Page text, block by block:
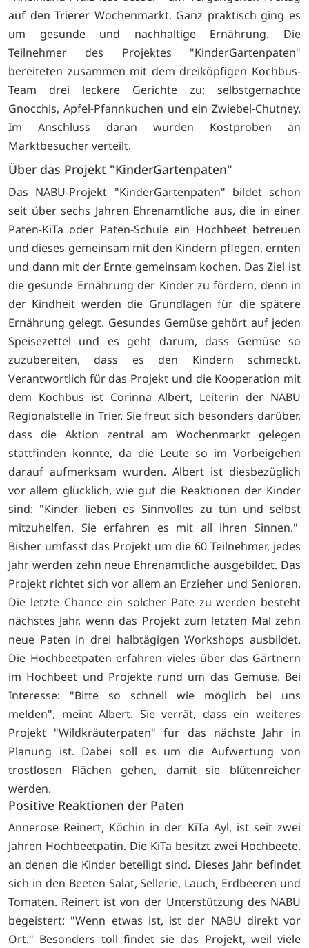
auf den Trierer Wochenmarkt. Ganz praktisch ging es
um gesunde und nachhaltige Ernährung. Die
Teilnehmer des Projektes "KinderGartenpaten"
bereiteten zusammen mit dem dreiköpfigen Kochbus-
Team drei leckere Gerichte zu: selbstgemachte
Gnocchis, Apfel-Pfannkuchen und ein Zwiebel-Chutney.
Im Anschluss daran wurden Kostproben an
Marktbesucher verteilt.
Über das Projekt "KinderGartenpaten"
Das NABU-Projekt "KinderGartenpaten" bildet schon
seit über sechs Jahren Ehrenamtliche aus, die in einer
Paten-KiTa oder Paten-Schule ein Hochbeet betreuen
und dieses gemeinsam mit den Kindern pflegen, ernten
und dann mit der Ernte gemeinsam kochen. Das Ziel ist
die gesunde Ernährung der Kinder zu fördern, denn in
der Kindheit werden die Grundlagen für die spätere
Ernährung gelegt. Gesundes Gemüse gehört auf jeden
Speisezettel und es geht darum, dass Gemüse so
zuzubereiten, dass es den Kindern schmeckt.
Verantwortlich für das Projekt und die Kooperation mit
dem Kochbus ist Corinna Albert, Leiterin der NABU
Regionalstelle in Trier. Sie freut sich besonders darüber,
dass die Aktion zentral am Wochenmarkt gelegen
stattfinden konnte, da die Leute so im Vorbeigehen
darauf aufmerksam wurden. Albert ist diesbezüglich
vor allem glücklich, wie gut die Reaktionen der Kinder
sind: "Kinder lieben es Sinnvolles zu tun und selbst
mitzuhelfen. Sie erfahren es mit all ihren Sinnen."
Bisher umfasst das Projekt um die 60 Teilnehmer, jedes
Jahr werden zehn neue Ehrenamtliche ausgebildet. Das
Projekt richtet sich vor allem an Erzieher und Senioren.
Die letzte Chance ein solcher Pate zu werden besteht
nächstes Jahr, wenn das Projekt zum letzten Mal zehn
neue Paten in drei halbtägigen Workshops ausbildet.
Die Hochbeetpaten erfahren vieles über das Gärtnern
im Hochbeet und Projekte rund um das Gemüse. Bei
Interesse: "Bitte so schnell wie möglich bei uns
melden", meint Albert. Sie verrät, dass ein weiteres
Projekt "Wildkräuterpaten" für das nächste Jahr in
Planung ist. Dabei soll es um die Aufwertung von
trostlosen Flächen gehen, damit sie blütenreicher
werden.
Positive Reaktionen der Paten
Annerose Reinert, Köchin in der KiTa Ayl, ist seit zwei
Jahren Hochbeetpatin. Die KiTa besitzt zwei Hochbeete,
an denen die Kinder beteiligt sind. Dieses Jahr befindet
sich in den Beeten Salat, Sellerie, Lauch, Erdbeeren und
Tomaten. Reinert ist von der Unterstützung des NABU
begeistert: "Wenn etwas ist, ist der NABU direkt vor
Ort." Besonders toll findet sie das Projekt, weil viele